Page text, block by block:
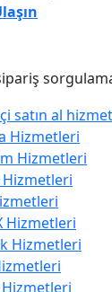
Hizmetleri
Hizmetleri
Hizmetleri
Hizmetleri